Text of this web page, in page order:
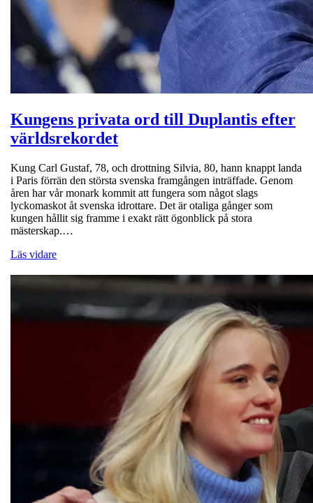
Kungens privata ord till Duplantis efter
världsrekordet
Kung Carl Gustaf, 78, och drottning Silvia, 80, hann knappt landa
i Paris förrän den största svenska framgången inträffade. Genom
åren har vår monark kommit att fungera som något slags
lyckomaskot åt svenska idrottare. Det är otaliga gånger som
kungen hållit sig framme i exakt rätt ögonblick på stora
mästerskap.…
Läs vidare